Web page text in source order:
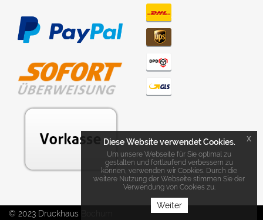
© 2023 Druckhaus Bochum
Diese Website verwendet Cookies.
Um unsere Webseite für Sie optimal zu
gestalten und fortlaufend verbessern zu
können, verwenden wir Cookies. Durch die
weitere Nutzung der Webseite stimmen Sie der
Verwendung von Cookies zu.
Weiter
x